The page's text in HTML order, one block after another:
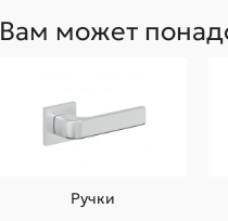
Вам может
Ручки